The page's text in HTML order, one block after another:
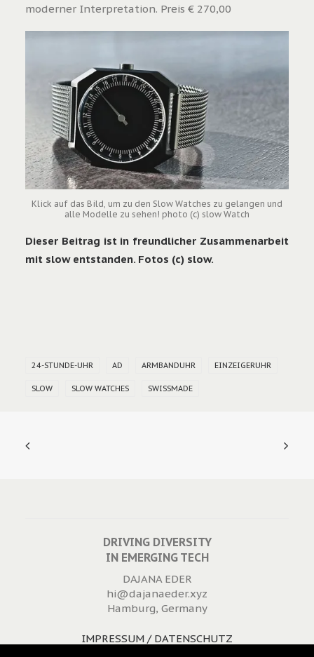
moderner Interpretation. Preis € 270,00
Klick auf das Bild, um zu den Slow Watches zu gelangen und
alle Modelle zu sehen! photo (c) slow Watch
Dieser Beitrag ist in freundlicher Zusammenarbeit
mit slowentstanden. Fotos (c) slow.
24-STUNDE-UHR AD ARMBANDUHR EINZEIGERUHR
SLOW SLOW WATCHES SWISSMADE
DRIVING DIVERSITY
IN EMERGING TECH
DAJANA EDER
hi@dajanaeder.xyz
Hamburg, Germany
IMPRESSUM / DATENSCHUTZ